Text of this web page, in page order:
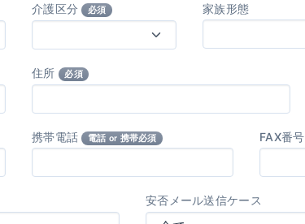
介護区分 必須 家族形態
住所 必須
携帯電話 電話 or 携帯必須 FAX番号
安否メール送信ケース